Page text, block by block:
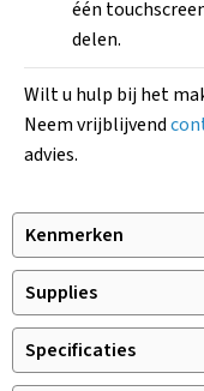
Kenmerken
Supplies
Specificaties
één
delen.
Wilt u hulp bij het
Neem vrijblijvend
advies.